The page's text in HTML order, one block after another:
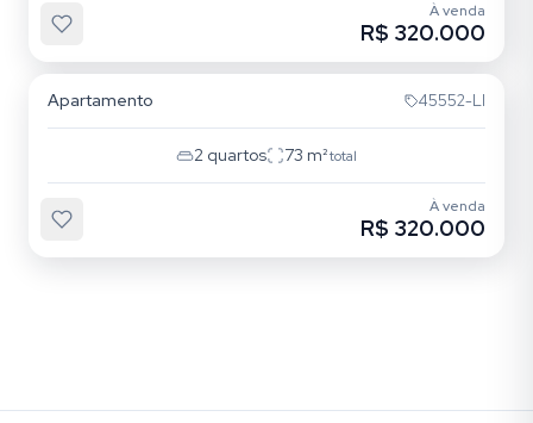
À venda
R$ 320.000
Apartamento 45552-LI
2 quartos 73 m²total
À venda
R$ 320.000